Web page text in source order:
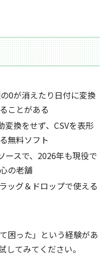
0が消えたり日付に変換
ことがある
変換をせず、CSVを表形
無料ソフト
ースで、2026年も現役で
の老舗
ッグ＆ドロップで使える
困った」という経験があ
してみてください。